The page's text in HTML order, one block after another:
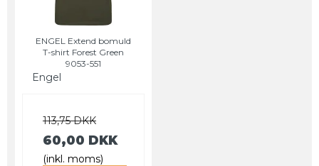
ENGEL Extend bomuld
T-shirt Forest Green
9053-551
Engel
113,75 DKK
60,00 DKK
(inkl. moms)